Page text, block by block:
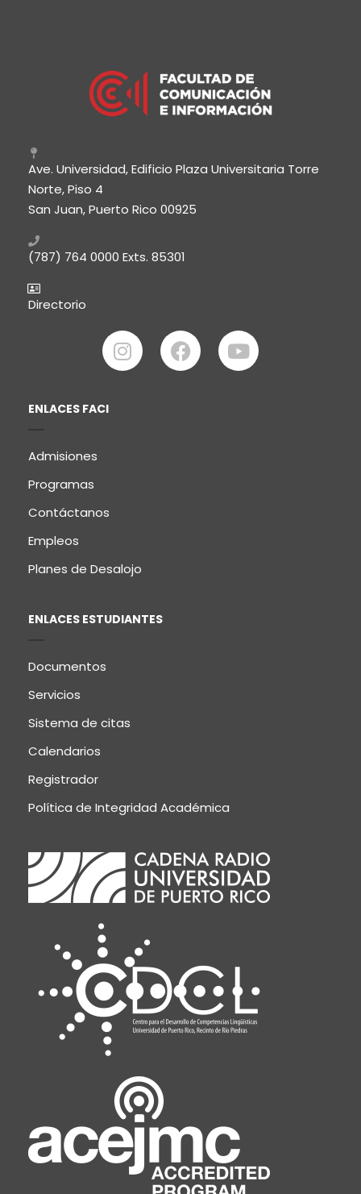
Ave. Universidad, Edificio Plaza Universitaria Torre
Norte, Piso 4
San Juan, Puerto Rico 00925
(787) 764 0000 Exts. 85301
Directorio
ENLACES FACI
Admisiones
Programas
Contáctanos
Empleos
Planes de Desalojo
ENLACES ESTUDIANTES
Documentos
Servicios
Sistema de citas
Calendarios
Registrador
Política de Integridad Académica